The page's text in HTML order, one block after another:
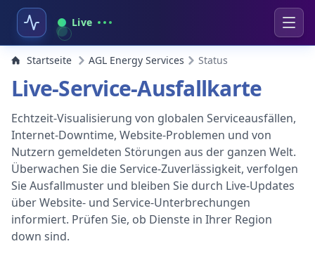
Live
Startseite AGL Energy Services Status
Live-Service-Ausfallkarte
Echtzeit-Visualisierung von globalen Serviceausfällen,
Internet-Downtime, Website-Problemen und von
Nutzern gemeldeten Störungen aus der ganzen Welt.
Überwachen Sie die Service-Zuverlässigkeit, verfolgen
Sie Ausfallmuster und bleiben Sie durch Live-Updates
über Website- und Service-Unterbrechungen
informiert. Prüfen Sie, ob Dienste in Ihrer Region
down sind.